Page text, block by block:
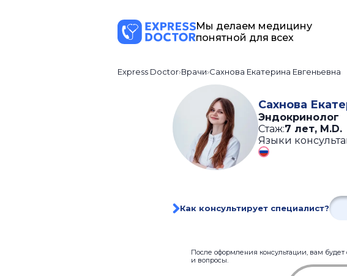
Мы делаем медицину
понятной для всех
Express Doctor Врачи Сахнова Екатерина Евгеньевна
Сахнова
Эндокринолог
Стаж:7 лет, M.D.
Языки
Как консультирует специалист?
После оформления консультации, вам
и вопросы.